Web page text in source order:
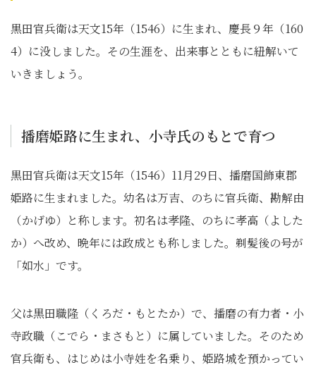
黒田官兵衛は天文15年（1546）に生まれ、慶長９年（160
4）に没しました。その生涯を、出来事とともに紐解いて
いきましょう。
播磨姫路に生まれ、小寺氏のもとで育つ
黒田官兵衛は天文15年（1546）11月29日、播磨国飾東郡
姫路に生まれました。幼名は万吉、のちに官兵衛、勘解由
（かげゆ）と称します。初名は孝隆、のちに孝高（よした
か）へ改め、晩年には政成とも称しました。剃髪後の号が
「如水」です。
父は黒田職隆（くろだ・もとたか）で、播磨の有力者・小
寺政職（こでら・まさもと）に属していました。そのため
官兵衛も、はじめは小寺姓を名乗り、姫路城を預かってい